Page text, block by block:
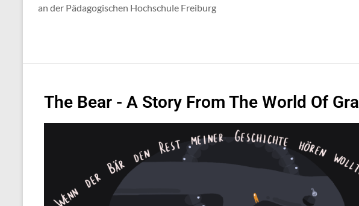
an der Pädagogischen Hochschule Freiburg
The Bear - A Story From The World Of Gra